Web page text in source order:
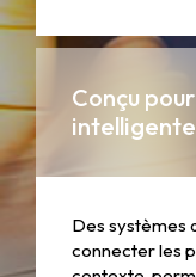
Conçu
Des systèmes
connecter les